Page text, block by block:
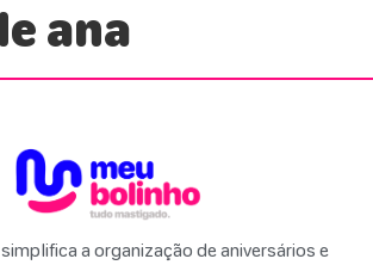
ana
a organização de aniversários e